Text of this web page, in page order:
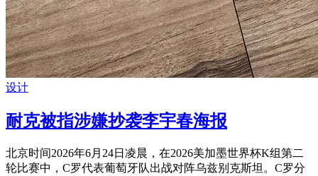
设计
耐克被指涉嫌抄袭李宇春海报
北京时间2026年6月24日凌晨，在‌2026美加墨世界杯‌K组第二
轮比赛中，‌C罗‌代表葡萄牙队出战对阵乌兹别克斯坦。C罗分